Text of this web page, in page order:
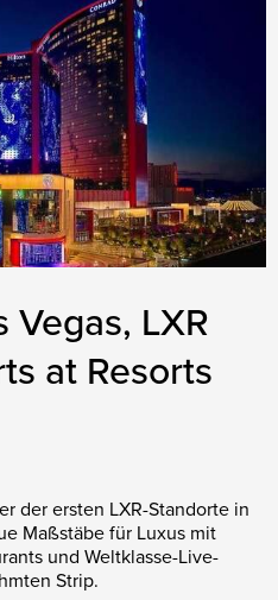
Vegas, LXR
at Resorts
der ersten LXR-Standorte in
Maßstäbe für Luxus mit
und Weltklasse-Live-
Strip.